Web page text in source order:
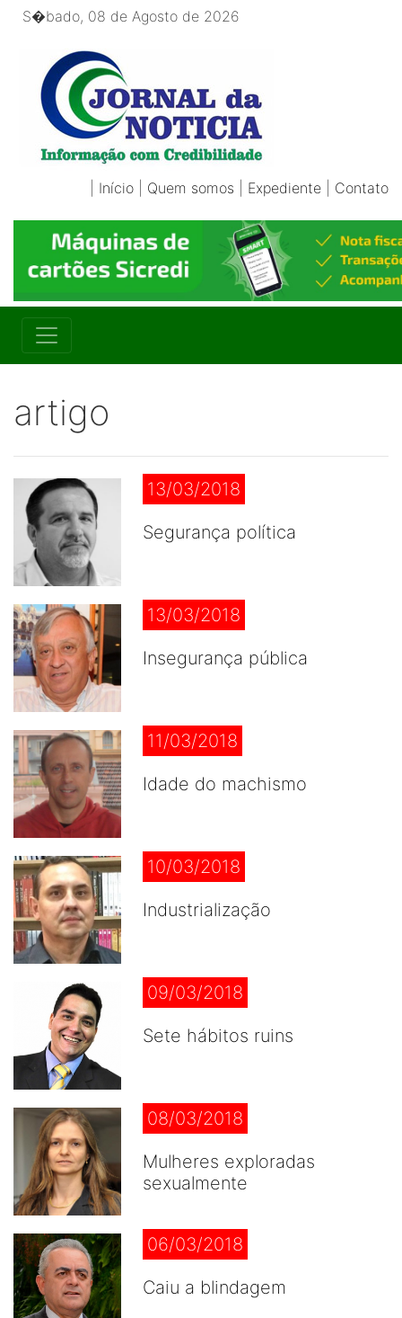
S�bado, 08 de Agosto de 2026
Início Quem somos Expediente Contato
artigo
13/03/2018
Segurança política
13/03/2018
Insegurança pública
11/03/2018
Idade do machismo
10/03/2018
Industrialização
09/03/2018
Sete hábitos ruins
08/03/2018
Mulheres exploradas
sexualmente
06/03/2018
Caiu a blindagem